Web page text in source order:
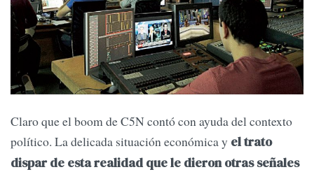
Claro que el boom de C5N contó con ayuda del contexto
político. La delicada situación económica y el trato
dispar de esta realidad que le dieron otras señales